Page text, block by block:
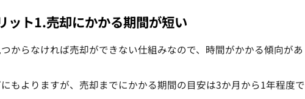
ット1.売却にかかる期間が短い
からなければ売却ができない仕組みなので、時間がかかる傾向があ
もよりますが、売却までにかかる期間の目安は3か月から1年程度で